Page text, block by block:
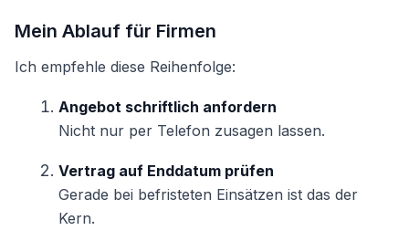
Mein Ablauf für Firmen
Ich empfehle diese Reihenfolge:
Angebot schriftlich anfordern
Nicht nur per Telefon zusagen lassen.
Vertrag auf Enddatum prüfen
Gerade bei befristeten Einsätzen ist das der
Kern.